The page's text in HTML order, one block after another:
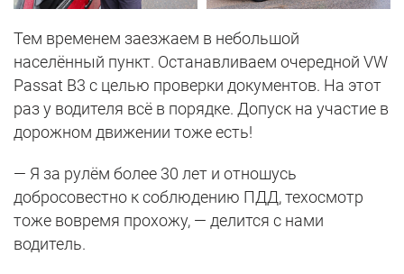
Тем временем заезжаем в небольшой
населённый пункт. Останавливаем очередной VW
Passat B3 с целью проверки документов. На этот
раз у водителя всё в порядке. Допуск на участие в
дорожном движении тоже есть!
— Я за рулём более 30 лет и отношусь
добросовестно к соблюдению ПДД, техосмотр
тоже вовремя прохожу, — делится с нами
водитель.